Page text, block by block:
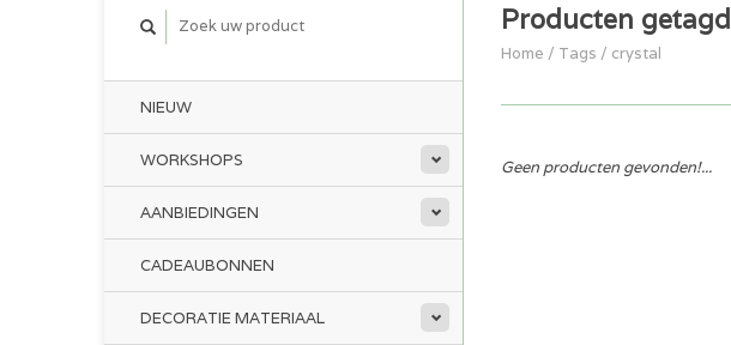
NIEUW
WORKSHOPS
AANBIEDINGEN
CADEAUBONNEN
DECORATIE MATERIAAL
Producten
Home / Tags / crystal
Geen producten gevonden!...